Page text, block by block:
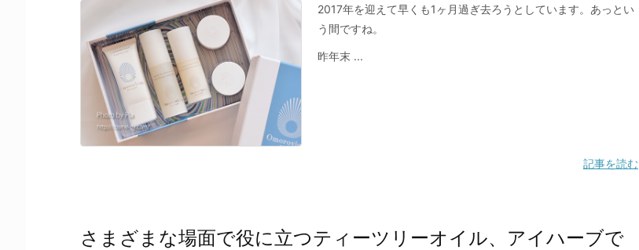
2017年を迎えて早くも1ヶ月過ぎ去ろうとしています。あっとい
う間ですね。
昨年末 ...
記事を読む
さまざまな場面で役に立つティーツリーオイル、アイハーブで